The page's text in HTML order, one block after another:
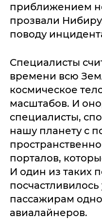
приближением
прозвали
поводу
Специалисты
времени всю
космическое
масштабов. И
специалисты,
нашу планету с
порталов,
И один из таких
посчастливилось
пассажирам
авиалайнеров.